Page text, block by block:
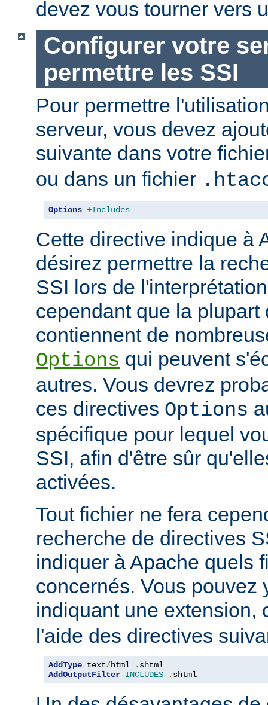
devez vous tourner vers
Configurer votre
permettre les SSI
Pour permettre
serveur, vous devez
suivante dans votre
ou dans un fichier
Options +Includes
Cette directive indique à
désirez permettre la
SSI lors de
cependant que la
contiennent de
Options qui peuvent
autres. Vous devrez
ces directives Options
spécifique pour lequel
SSI, afin d'être sûr
activées.
Tout fichier ne fera
recherche de directives
indiquer à Apache quels
concernés. Vous pouvez
indiquant une extension,
l'aide des directives
AddType text/html .
AddOutputFilter INCLUDES . shtml